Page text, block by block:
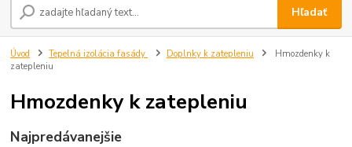
Hľadať
Úvod Tepelná izolácia fasády Doplnky k zatepleniu
Hmozdenky k
zatepleniu
Hmozdenky k zatepleniu
Najpredávanejšie